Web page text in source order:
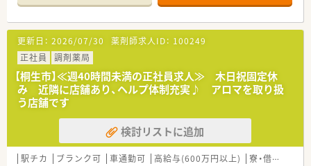
【店舗情報と応需状況について】
■相老駅から車で7分ほどの場所に位置しており、マイカーを利
用した通勤が非常に便利な調剤薬局です。
■特定の医療機関だけでなく面応需で処方箋を受け付けており、
1日に約70枚を取り扱っています。
■近隣の様々な医療機関から多様な処方箋を応需しているため、
豊富な品目と科目を経験できます。
【募集背景と求める人物像について】
■地域に根ざしたかかりつけ薬局を推進するため、体制強化を目
的とした定期採用を行っています。
■年齢や性別および経験は一切不問となっており、幅広い層から
の正社員の応募を歓迎しています。
更新日： 2026/07/30 薬剤師求人ID： 100249
正社員
調剤薬局
【桐生市】≪週40時間未満の正社員求人≫ 木日祝固定休
み 近隣に店舗あり、ヘルプ体制充実♪ アロマを取り扱
う店舗です
検討リストに追加
駅チカ ブランク可 車通勤可 高給与(600万円以上) 寮・借上社宅あり